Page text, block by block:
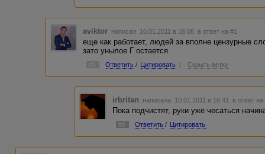
aviktor написал 10.01.2011 в 16:08 в ответ на #1
еще как работает, людей за вполне цензурные
зато унылое Г остается
Ответить / Цитировать / Скрыть ветку
irbritan написала 10.01.2011 в 16:41 в ответ на
Пока подчистят, руки уже чесаться
#9 Ответить / Цитировать